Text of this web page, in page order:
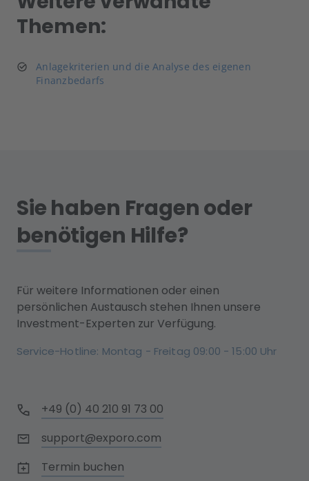
Themen:
Anlagekriterien und die Analyse des eigenen
Finanzbedarfs
Sie haben Fragen oder
benötigen Hilfe?
Für weitere Informationen oder einen
persönlichen Austausch stehen Ihnen unsere
Investment-Experten zur Verfügung.
Service-Hotline: Montag - Freitag 09:00 - 15:00 Uhr
+49 (0) 40 210 91 73 00
support@exporo.com
Termin buchen